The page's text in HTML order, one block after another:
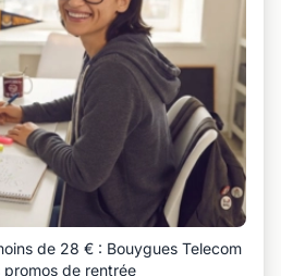
de 28 € : Bouygues Telecom
promos de rentrée